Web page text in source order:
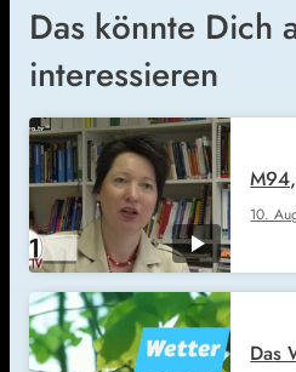
Das könnte Dich
interessieren
10.
Das